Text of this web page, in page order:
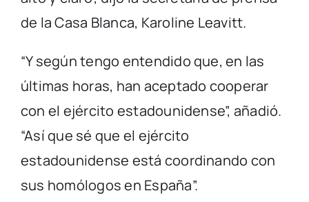
de la Casa Blanca, Karoline Leavitt.
“Y según tengo entendido que, en las
últimas horas, han aceptado cooperar
con el ejército estadounidense”, añadió.
“Así que sé que el ejército
estadounidense está coordinando con
sus homólogos en España”.